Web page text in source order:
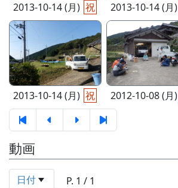
2013-10-14 (月) 祝 2013-10-14 (月)
2013-10-14 (月) 祝 2012-10-08 (月)
動画
日付 P. 1 / 1